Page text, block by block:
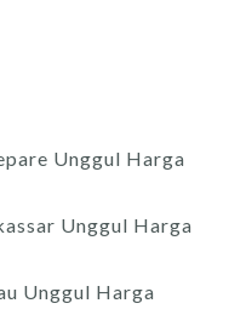
Unggul Harga
Unggul Harga
Unggul Harga